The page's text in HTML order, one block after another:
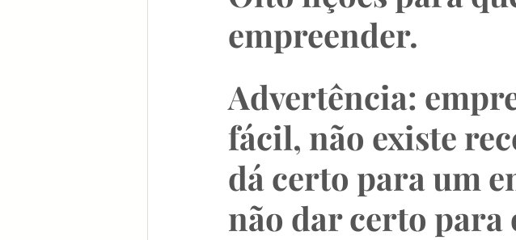
Cidades inteligentes Marketing digital
empreender.
Advertência:
fácil, não existe
dá certo para um
não dar certo para